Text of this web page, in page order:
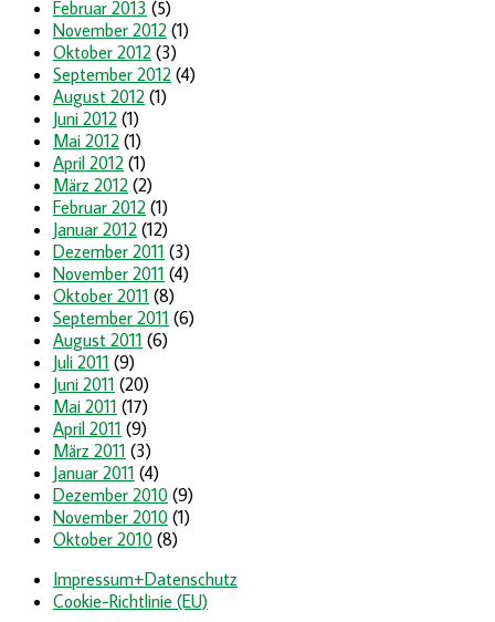
Februar 2013 (5)
November 2012 (1)
Oktober 2012 (3)
September 2012 (4)
August 2012 (1)
Juni 2012 (1)
Mai 2012 (1)
April 2012 (1)
März 2012 (2)
Februar 2012 (1)
Januar 2012 (12)
Dezember 2011 (3)
November 2011 (4)
Oktober 2011 (8)
September 2011 (6)
August 2011 (6)
Juli 2011 (9)
Juni 2011 (20)
Mai 2011 (17)
April 2011 (9)
März 2011 (3)
Januar 2011 (4)
Dezember 2010 (9)
November 2010 (1)
Oktober 2010 (8)
Impressum+Datenschutz
Cookie-Richtlinie (EU)